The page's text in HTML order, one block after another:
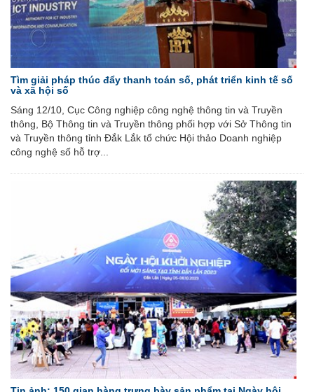
Tìm giải pháp thúc đẩy thanh toán số, phát triển kinh tế số
và xã hội số
Sáng 12/10, Cục Công nghiệp công nghệ thông tin và Truyền
thông, Bộ Thông tin và Truyền thông phối hợp với Sở Thông tin
và Truyền thông tỉnh Đắk Lắk tổ chức Hội thảo Doanh nghiệp
công nghệ số hỗ trợ...